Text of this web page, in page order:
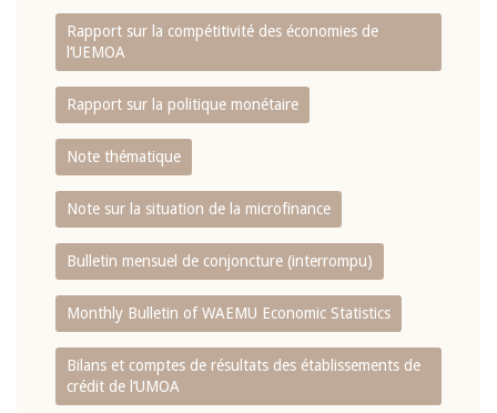
Rapport sur la compétitivité des économies de
l‘UEMOA
Rapport sur la politique monétaire
Note thématique
Note sur la situation de la microfinance
Bulletin mensuel de conjoncture (interrompu)
Monthly Bulletin of WAEMU Economic Statistics
Bilans et comptes de résultats des établissements de
crédit de l‘UMOA